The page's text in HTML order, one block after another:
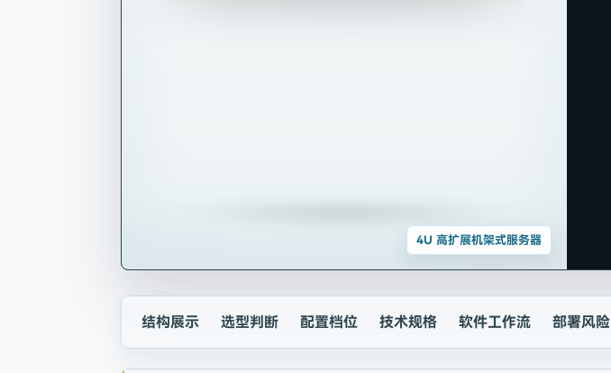
4U 高扩展机架式服务器
结构展示 选型判断 配置档位 技术规格 软件工作流 部署风险